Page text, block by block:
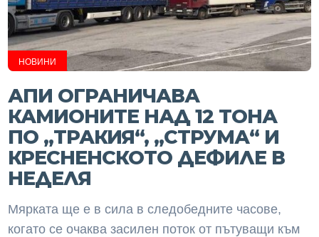
НОВИНИ
АПИ ОГРАНИЧАВА
КАМИОНИТЕ НАД 12 ТОНА
ПО „ТРАКИЯ“, „СТРУМА“ И
КРЕСНЕНСКОТО ДЕФИЛЕ В
НЕДЕЛЯ
Мярката ще е в сила в следобедните часове,
когато се очаква засилен поток от пътуващи към